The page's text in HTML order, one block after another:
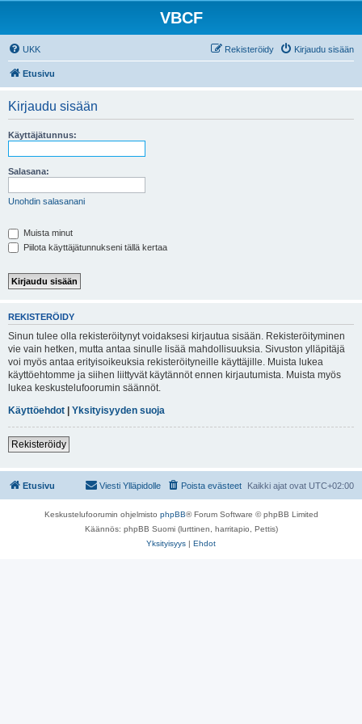
VBCF
UKK Kirjaudu sisään
Rekisteröidy
Etusivu
Kirjaudu sisään
Käyttäjätunnus:
Salasana:
Unohdin salasanani
Muista minut
Piilota käyttäjätunnukseni tällä kertaa
REKISTERÖIDY
Sinun tulee olla rekisteröitynyt voidaksesi kirjautua sisään. Rekisteröityminen
vie vain hetken, mutta antaa sinulle lisää mahdollisuuksia. Sivuston ylläpitäjä
voi myös antaa erityisoikeuksia rekisteröityneille käyttäjille. Muista lukea
käyttöehtomme ja siihen liittyvät käytännöt ennen kirjautumista. Muista myös
lukea keskustelufoorumin säännöt.
Käyttöehdot | Yksityisyyden suoja
Rekisteröidy
Etusivu Kaikki ajat ovat UTC+02:00
Poista evästeet
Viesti Ylläpidolle
Keskustelufoorumin ohjelmisto phpBB® Forum Software © phpBB Limited
Käännös: phpBB Suomi (lurttinen, harritapio, Pettis)
Yksityisyys | Ehdot